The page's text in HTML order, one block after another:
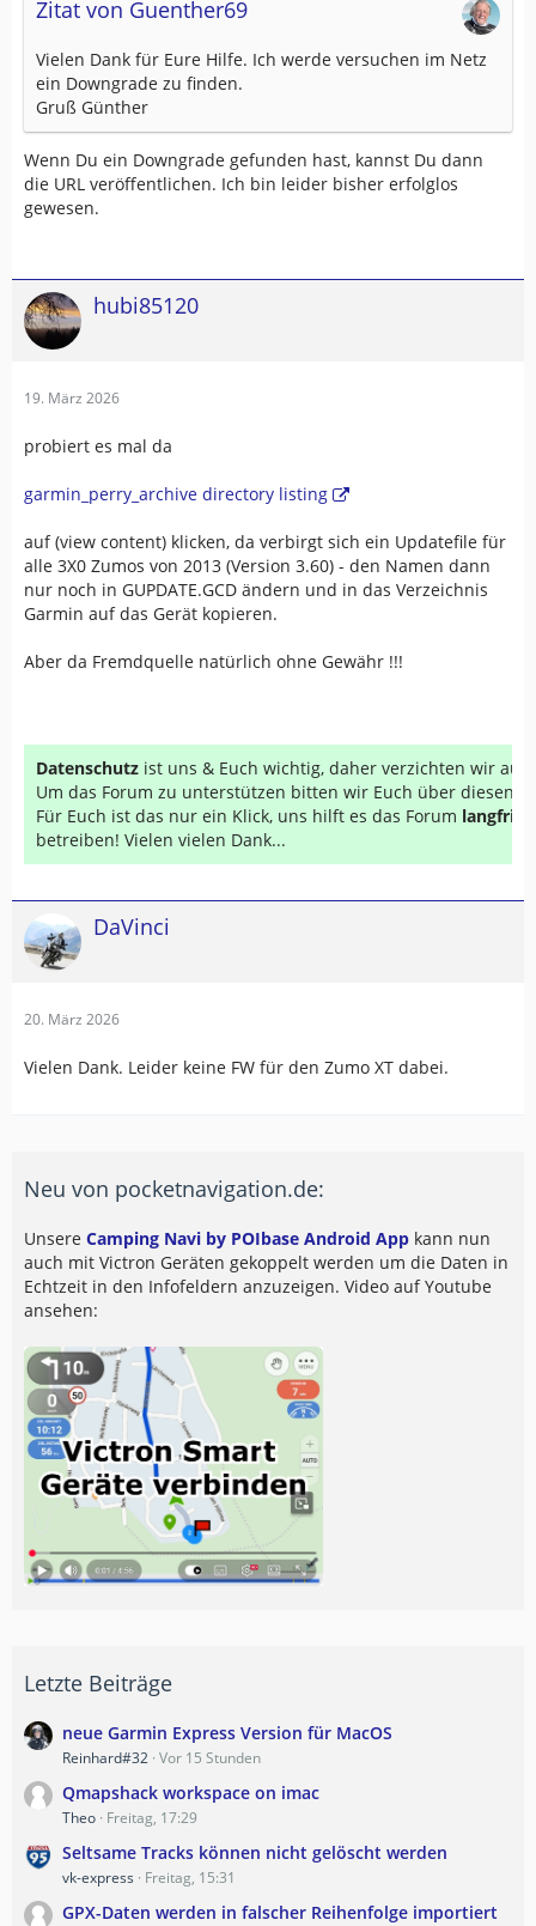
Zitat von Guenther69
Vielen Dank für Eure Hilfe. Ich werde versuchen im Netz
ein Downgrade zu finden.
Gruß Günther
Wenn Du ein Downgrade gefunden hast, kannst Du dann
die URL veröffentlichen. Ich bin leider bisher erfolglos
gewesen.
hubi85120
19. März 2026
probiert es mal da
garmin_perry_archive directory listing
auf (view content) klicken, da verbirgt sich ein Updatefile für
alle 3X0 Zumos von 2013 (Version 3.60) - den Namen dann
nur noch in GUPDATE.GCD ändern und in das Verzeichnis
Garmin auf das Gerät kopieren.
Aber da Fremdquelle natürlich ohne Gewähr !!!
Datenschutz ist uns & Euch wichtig, daher verzichten wir auf
Um das Forum zu unterstützen bitten wir Euch über diesen
Für Euch ist das nur ein Klick, uns hilft es das Forum
betreiben! Vielen vielen Dank...
DaVinci
20. März 2026
Vielen Dank. Leider keine FW für den Zumo XT dabei.
Neu von pocketnavigation.de:
Unsere Camping Navi by POIbase Android App kann nun
auch mit Victron Geräten gekoppelt werden um die Daten in
Echtzeit in den Infofeldern anzuzeigen. Video auf Youtube
ansehen:
Letzte Beiträge
neue Garmin Express Version für MacOS
Reinhard#32 Vor 15 Stunden
Qmapshack workspace on imac
Theo Freitag, 17:29
Seltsame Tracks können nicht gelöscht werden
vk-express Freitag, 15:31
GPX-Daten werden in falscher Reihenfolge importiert